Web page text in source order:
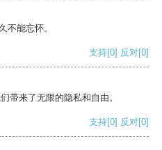
不能忘怀。
支持[0] 反对[0]
带来了无限的隐私和自由。
支持[0] 反对[0]